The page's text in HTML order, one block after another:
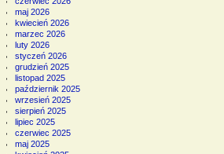
maj 2026
kwiecień 2026
marzec 2026
luty 2026
styczeń 2026
grudzień 2025
listopad 2025
październik 2025
wrzesień 2025
sierpień 2025
lipiec 2025
czerwiec 2025
maj 2025